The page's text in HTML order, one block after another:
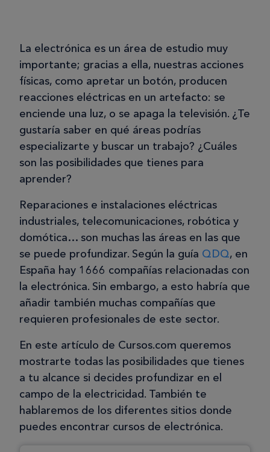
La electrónica es un área de estudio muy
importante; gracias a ella, nuestras acciones
físicas, como apretar un botón, producen
reacciones eléctricas en un artefacto: se
enciende una luz, o se apaga la televisión. ¿Te
gustaría saber en qué áreas podrías
especializarte y buscar un trabajo? ¿Cuáles
son las posibilidades que tienes para
aprender?
Reparaciones e instalaciones eléctricas
industriales, telecomunicaciones, robótica y
domótica… son muchas las áreas en las que
se puede profundizar. Según la guía QDQ, en
España hay 1666 compañías relacionadas con
la electrónica. Sin embargo, a esto habría que
añadir también muchas compañías que
requieren profesionales de este sector.
En este artículo de Cursos.com queremos
mostrarte todas las posibilidades que tienes
a tu alcance si decides profundizar en el
campo de la electricidad. También te
hablaremos de los diferentes sitios donde
puedes encontrar cursos de electrónica.